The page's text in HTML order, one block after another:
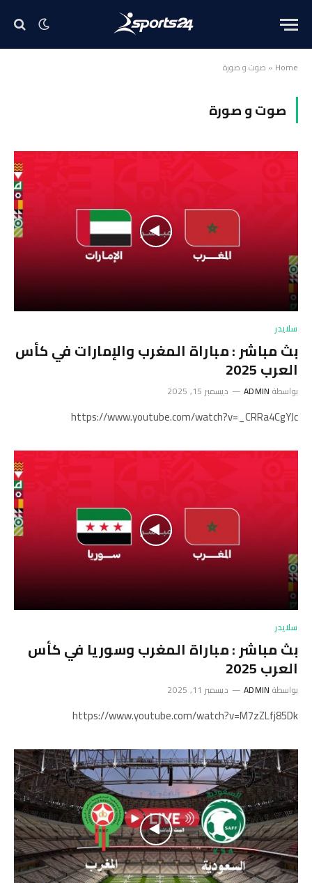
Home
» صوت و صورة
صوت و صورة
سلايدر
بث مباشر : مباراة المغرب والإمارات في كأس
العرب 2025
بواسطة ADMIN ديسمبر 15, 2025
https://www.youtube.com/watch?v=_CRRa4CgYJc
سلايدر
بث مباشر : مباراة المغرب وسوريا في كأس
العرب 2025
بواسطة ADMIN ديسمبر 11, 2025
https://www.youtube.com/watch?v=M7zZLfj85Dk